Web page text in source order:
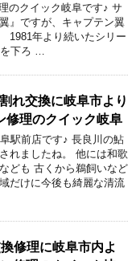
のクイック岐阜です♪ サ
』ですが、キャプテン翼
1981年より続いたシリー
下ろ …
れ交換に岐阜市より
修理のクイック岐阜
駅前店です♪ 長良川の鮎
れましたね。 他には和歌
ども 古くから鵜飼いなど
だけに今後も綺麗な清流
修理に岐阜市内よ